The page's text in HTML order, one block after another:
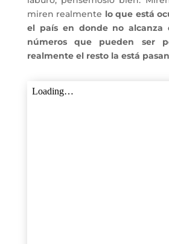
miren realmente lo que está
el país en donde no alcanza
números que pueden ser
realmente el resto la está